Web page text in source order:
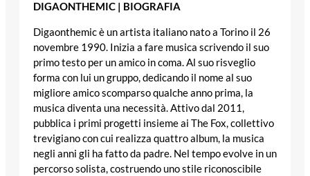
DIGAONTHEMIC | BIOGRAFIA
Digaonthemic è un artista italiano nato a Torino il 26
novembre 1990. Inizia a fare musica scrivendo il suo
primo testo per un amico in coma. Al suo risveglio
forma con lui un gruppo, dedicando il nome al suo
migliore amico scomparso qualche anno prima, la
musica diventa una necessità. Attivo dal 2011,
pubblica i primi progetti insieme ai The Fox, collettivo
trevigiano con cui realizza quattro album, la musica
negli anni gli ha fatto da padre. Nel tempo evolve in un
percorso solista, costruendo uno stile riconoscibile